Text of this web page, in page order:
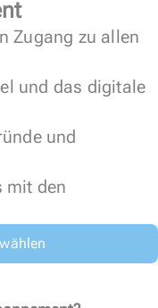
Zugang zu allen
und das digitale
und
mit den